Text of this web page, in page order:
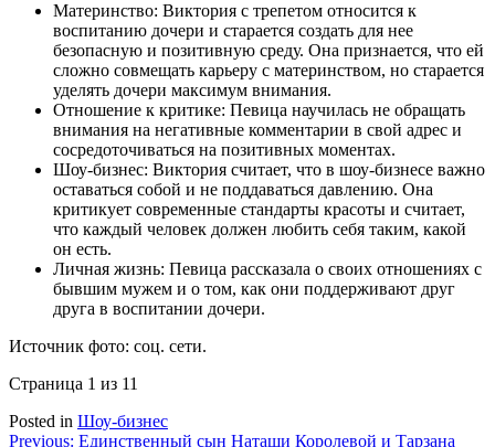
Материнство: Виктория с трепетом относится к
воспитанию дочери и старается создать для нее
безопасную и позитивную среду. Она признается, что ей
сложно совмещать карьеру с материнством, но старается
уделять дочери максимум внимания.
Отношение к критике: Певица научилась не обращать
внимания на негативные комментарии в свой адрес и
сосредоточиваться на позитивных моментах.
Шоу-бизнес: Виктория считает, что в шоу-бизнесе важно
оставаться собой и не поддаваться давлению. Она
критикует современные стандарты красоты и считает,
что каждый человек должен любить себя таким, какой
он есть.
Личная жизнь: Певица рассказала о своих отношениях с
бывшим мужем и о том, как они поддерживают друг
друга в воспитании дочери.
Источник фото: соц. сети.
Страница 1 из 11
Posted in Шоу-бизнес
Previous: Единственный сын Наташи Королевой и Тарзана